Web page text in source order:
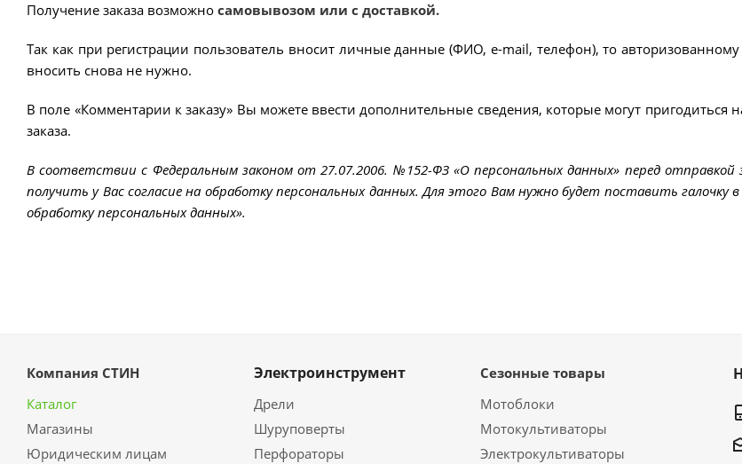
Получение заказа возможно самовывозом или с доставкой.
Так как при регистрации пользователь вносит личные данные (ФИО, e-mail, телефон), то
вносить снова не нужно.
В поле «Комментарии к заказу» Вы можете ввести дополнительные сведения, которые могут пригодиться
заказа.
В соответствии с Федеральным законом от 27.07.2006. №152-ФЗ «О персональных данных» перед отправкой
получить у Вас согласие на обработку персональных данных. Для этого Вам нужно будет поставить галочку в
обработку персональных данных».
Компания СТИН
Каталог
Магазины
Юридическим лицам
Электроинструмент
Дрели
Шуруповерты
Перфораторы
Сезонные товары
Мотоблоки
Мотокультиваторы
Электрокультиваторы